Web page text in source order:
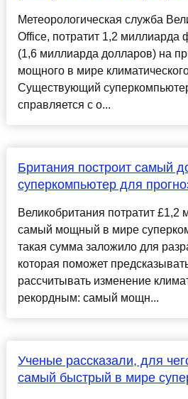
Метеорологическая служба
Office, потратит 1,2 миллиарда
(1,6 миллиарда долларов) на
мощного в мире
Существующий
справляется с о...
Британия построит самый
суперкомпьютер для
Великобритания потратит £1,2
самый мощный в мире
такая сумма заложило для
которая поможет
рассчитывать изменение
рекордным: самый мощн...
Ученые рассказали, для
самый быстрый в мире